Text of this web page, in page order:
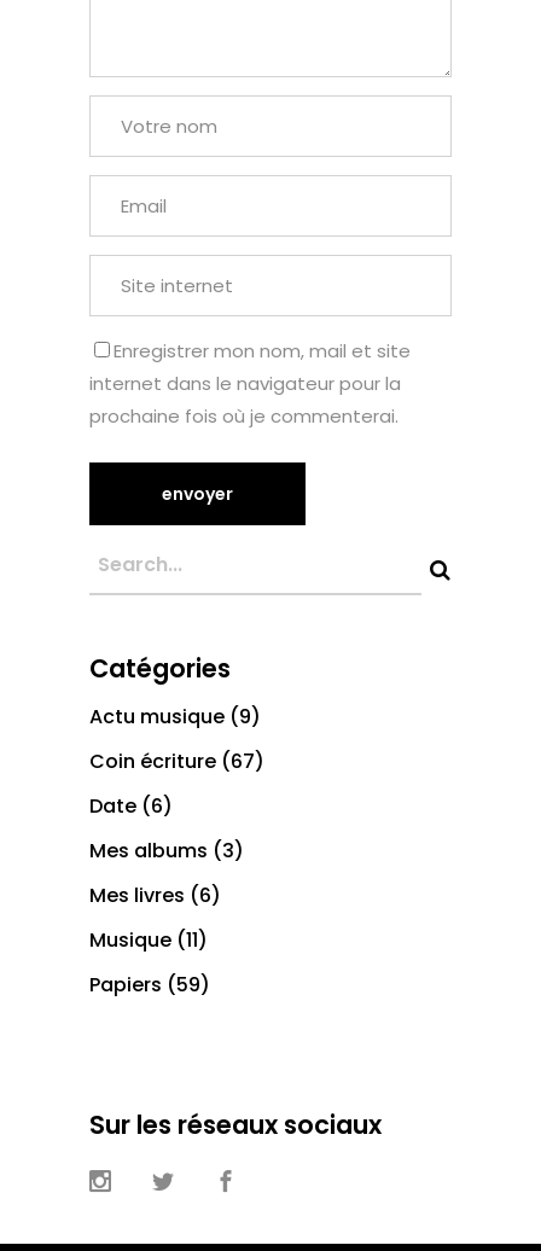
Enregistrer mon nom, mail et site
internet dans le navigateur pour la
prochaine fois où je commenterai.
Catégories
Actu musique (9)
Coin écriture (67)
Date (6)
Mes albums (3)
Mes livres (6)
Musique (11)
Papiers (59)
Sur les réseaux sociaux